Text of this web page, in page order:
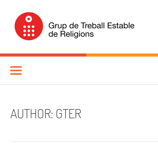
content
Grup de Treball
Religions (GTER)
AUTHOR: GTER